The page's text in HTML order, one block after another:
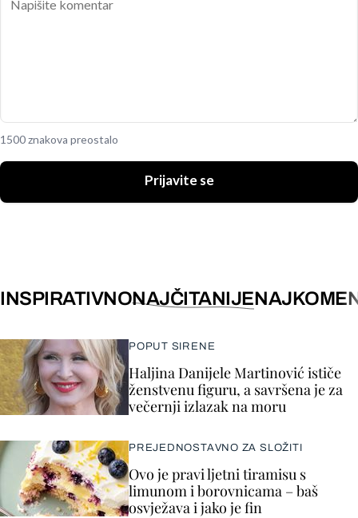
1500 znakova preostalo
Prijavite se
INSPIRATIVNONAJČITANIJE
POPUT SIRENE
Haljina Danijele Martinović ističe
ženstvenu figuru, a savršena je za
večernji izlazak na moru
PREJEDNOSTAVNO ZA SLOŽITI
Ovo je pravi ljetni tiramisu s
limunom i borovnicama – baš
osvježava i jako je fin